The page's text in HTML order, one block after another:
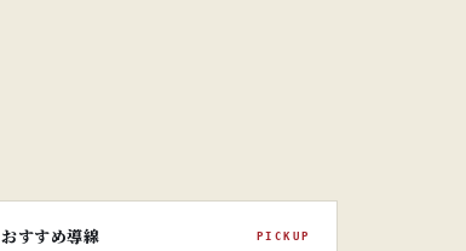
おすすめ導線 PICKUP